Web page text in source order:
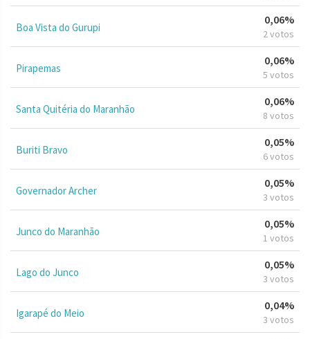
Boa Vista do Gurupi
0,06%
2 votos
Pirapemas
0,06%
5 votos
Santa Quitéria do Maranhão
0,06%
8 votos
Buriti Bravo
0,05%
6 votos
Governador Archer
0,05%
3 votos
Junco do Maranhão
0,05%
1 votos
Lago do Junco
0,05%
3 votos
Igarapé do Meio
0,04%
3 votos